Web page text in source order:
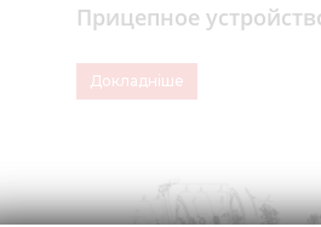
Прицепное
Докладніше